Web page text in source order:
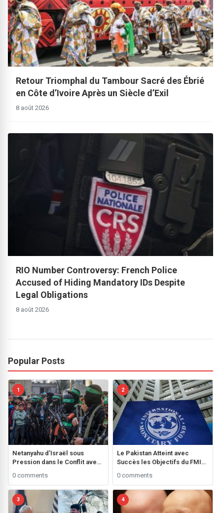
Retour Triomphal du Tambour Sacré des Ébrié
en Côte d’Ivoire Après un Siècle d’Exil
8 août 2026
RIO Number Controversy: French Police
Accused of Hiding Mandatory IDs Despite
Legal Obligations
8 août 2026
Popular Posts
1
Netanyahu d’Israël sous
Pression dans le Conflit avec
0 comments
2
Le Pakistan Atteint avec
Succès les Objectifs du FMI
Fiscale Remarquable
0 comments
3 4